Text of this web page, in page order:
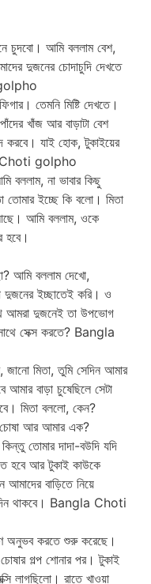
চুদবো। আমি বললাম বেশ,
দুজনের চোদাচুদি দেখতে
তেমনি মিষ্টি দেখতে।
খাঁজ আর বাড়াটা বেশ
করবে। যাই হোক, টুকাইয়ের
Choti golpho
বললাম, না ভাবার কিছু
ইচ্ছে কি বলো। মিতা
আমি বললাম, ওকে
হবে।
আমি বললাম দেখো,
দুজনের ইচ্ছাতেই করি। ও
আমরা দুজনেই তা উপভোগ
সেক্স করতে? Bangla
মিতা, তুমি সেদিন আমার
আমার বাড়া চুষেছিলে সেটা
মিতা বললো, কেন?
চোষা আর আমার এক?
তোমার দাদা-বউদি যদি
হবে আর টুকাই কাউকে
বাড়িতে নিয়ে
থাকবে। Bangla Choti
অনুভব করতে শুরু করেছে।
গল্প শোনার পর। টুকাই
লাগছিলো। রাতে খাওয়া